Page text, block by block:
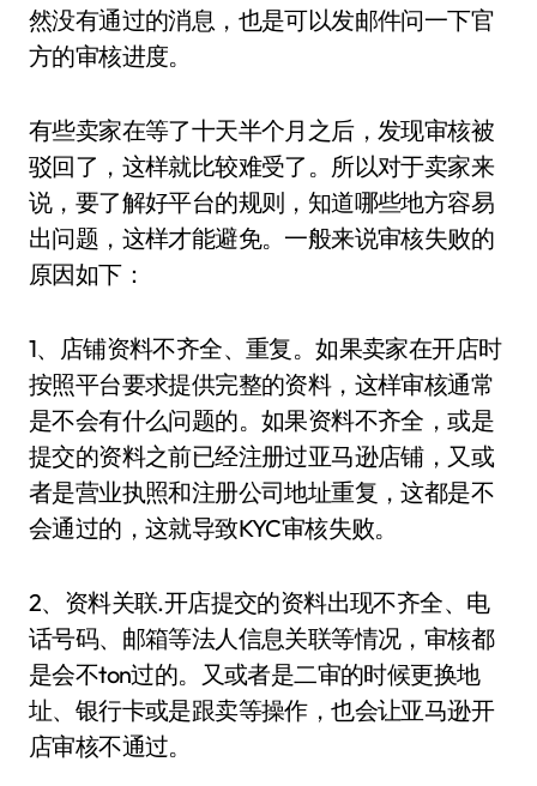
然没有通过的消息，也是可以发邮件问一下官
方的审核进度。
有些卖家在等了十天半个月之后，发现审核被
驳回了，这样就比较难受了。所以对于卖家来
说，要了解好平台的规则，知道哪些地方容易
出问题，这样才能避免。一般来说审核失败的
原因如下：
1、店铺资料不齐全、重复。如果卖家在开店时
按照平台要求提供完整的资料，这样审核通常
是不会有什么问题的。如果资料不齐全，或是
提交的资料之前已经注册过亚马逊店铺，又或
者是营业执照和注册公司地址重复，这都是不
会通过的，这就导致KYC审核失败。
2、资料关联.开店提交的资料出现不齐全、电
话号码、邮箱等法人信息关联等情况，审核都
是会不ton过的。又或者是二审的时候更换地
址、银行卡或是跟卖等操作，也会让亚马逊开
店审核不通过。